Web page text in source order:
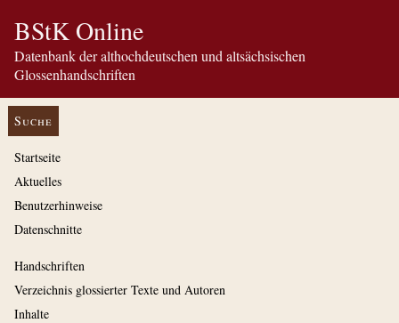
BStK Online
Datenbank der althochdeutschen und altsächsischen
Glossenhandschriften
Suche
Startseite
Aktuelles
Benutzerhinweise
Datenschnitte
Handschriften
Verzeichnis glossierter Texte und Autoren
Inhalte